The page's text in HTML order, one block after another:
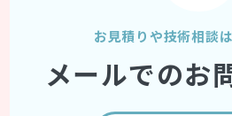
お見積りや技術相談
メールでのお